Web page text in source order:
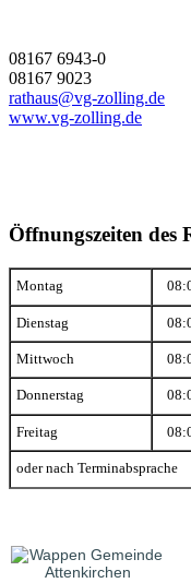
08167 6943-0
08167 9023
rathaus@vg-zolling.de
www.vg-zolling.de
Öffnungszeiten des
Montag
Dienstag
Mittwoch
Donnerstag
Freitag
oder nach Terminabsprache